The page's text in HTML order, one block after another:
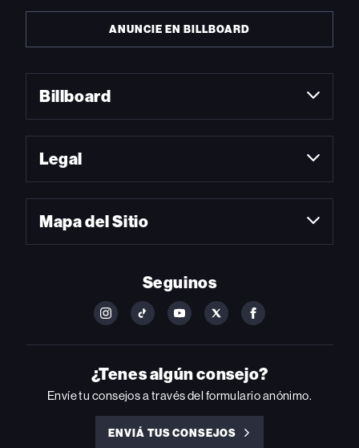
ANUNCIE EN BILLBOARD
Billboard
Legal
Mapa del Sitio
Seguinos
FOLLOW
ON
INSTAGRAM
FOLLOW
ON
YOUTUBE
FOLLOW
ON
YOUTUBE
FOLLOW
ON
FOLLOW
ON
FACEBOOK
¿Tenes algún consejo?
Envíe tu consejos a través del formulario anónimo.
ENVIÁ TUS CONSEJOS
ENVIÁ